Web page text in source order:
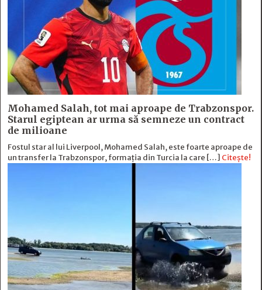
Mohamed Salah, tot mai aproape de Trabzonspor.
Starul egiptean ar urma să semneze un contract
de milioane
Fostul star al lui Liverpool, Mohamed Salah, este foarte aproape de
un transfer la Trabzonspor, formația din Turcia la care […] Citește!